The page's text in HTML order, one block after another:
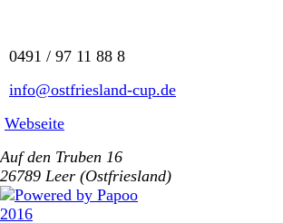
0491 / 97 11 88 8
info@ostfriesland-cup.de
Webseite
Auf den Truben 16
26789 Leer (Ostfriesland)